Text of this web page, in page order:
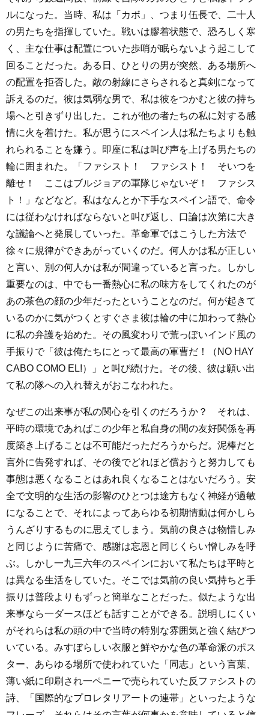
ルになった。当時、私は「カボ」、つまり伍長で、二十人
の男たちを指揮していた。戦いは膠着状態で、恐ろしく寒
く、主な仕事は配置についた歩哨が眠らないよう起こして
回ることだった。ある日、ひとりの男が突然、ある場所へ
の配置を拒否した。敵の射線にさらされると真剣になって
訴えるのだ。彼は気弱な男で、私は彼をつかむと彼の持ち
場へと引きずり出した。これが他の者たちの私に対する感
情に火を着けた。私が思うにスペイン人は私たちよりも触
れられることを嫌う。即座に私は叫び声を上げる男たちの
輪に囲まれた。「ファシスト！ ファシスト！ そいつを
離せ！ ここはブルジョアの軍隊じゃないぞ！ ファシス
ト！」などなど。私はなんとか下手なスペイン語で、命令
には従わなければならないと叫び返し、口論は次第に大き
な議論へと発展していった。革命軍ではこうした方法で
徐々に規律ができあがっていくのだ。何人かは私が正しい
と言い、別の何人かは私が間違っていると言った。しかし
重要なのは、中でも一番熱心に私の味方をしてくれたのが
あの茶色の顔の少年だったということなのだ。何が起きて
いるのかに気がつくとすぐさま彼は輪の中に加わって熱心
に私の弁護を始めた。その風変わりで荒っぽいインド風の
手振りで「彼は俺たちにとって最高の軍曹だ！（NO HAY
CABO COMO EL!）」と叫び続けた。その後、彼は願い出
て私の隊への入れ替えがおこなわれた。
なぜこの出来事が私の関心を引くのだろうか？ それは、
平時の環境であればこの少年と私自身の間の友好関係を再
度築き上げることは不可能だっただろうからだ。泥棒だと
言外に告発すれば、その後でどれほど償おうと努力しても
事態は悪くなることはあれ良くなることはないだろう。安
全で文明的な生活の影響のひとつは途方もなく神経が過敏
になることで、それによってあらゆる初期情動は何かしら
うんざりするものに思えてしまう。気前の良さは物惜しみ
と同じように苦痛で、感謝は忘恩と同じくらい憎しみを呼
ぶ。しかし一九三六年のスペインにおいて私たちは平時と
は異なる生活をしていた。そこでは気前の良い気持ちと手
振りは普段よりもずっと簡単なことだった。似たような出
来事なら一ダースほども話すことができる。説明しにくい
がそれらは私の頭の中で当時の特別な雰囲気と強く結びつ
いている。みすぼらしい衣服と鮮やかな色の革命派のポス
ター、あらゆる場所で使われていた「同志」という言葉、
薄い紙に印刷され一ペニーで売られていた反ファシストの
詩、「国際的なプロレタリアートの連帯」といったような